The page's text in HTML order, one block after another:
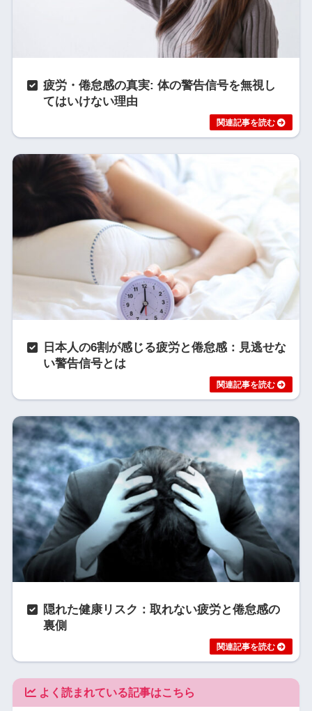
疲労・倦怠感の真実: 体の警告信号を無視し
てはいけない理由
日本人の6割が感じる疲労と倦怠感：見逃せな
い警告信号とは
隠れた健康リスク：取れない疲労と倦怠感の
裏側
よく読まれている記事はこちら